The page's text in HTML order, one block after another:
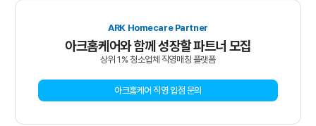
ARK Homecare Partner
아크홈케어와 함께 성장할 파트너 모집
상위 1% 청소업체 직영매칭 플랫폼
아크홈케어 직영 입점 문의